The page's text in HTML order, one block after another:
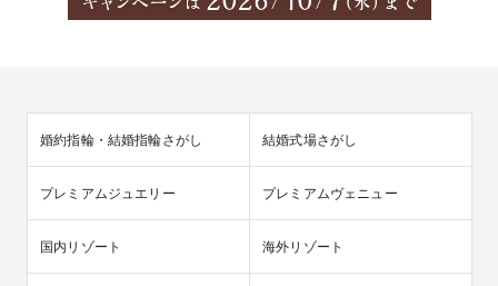
婚約指輪・結婚指輪さがし 結婚式場さがし
プレミアムジュエリー プレミアムヴェニュー
国内リゾート 海外リゾート